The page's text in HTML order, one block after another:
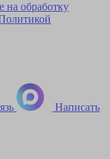
на обработку
Написать